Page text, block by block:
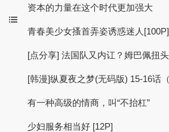
资本的力量在这个时代更加强大
青春美少女搔首弄姿诱惑迷人[100P]
[点分享] 法国队又内讧？姆巴佩扭
[韩漫]纵夏夜之梦(无码版) 15-16话（
有一种高级的情商，叫“不抬杠”
少妇服务相当好 [12P]